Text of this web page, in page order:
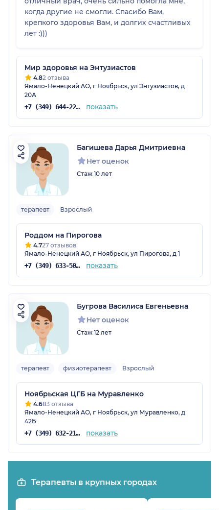
когда другие не смогли. Спасибо Вам,
крепкого здоровья Вам, и долгих счастливых
лет :)))
Мир здоровья на Энтузиастов
4.82 отзыва
Ямало-Ненецкий АО, г Ноябрьск, ул Энтузиастов, д
20А
+7 (349) 644-22-68 показать
Багишева Дарья Дмитриевна
Нет оценок
Стаж 10 лет
терапевт Взрослый
Роддом на Пирогова
4.727 отзывов
Ямало-Ненецкий АО, г Ноябрьск, ул Пирогова, д 1
+7 (349) 633-50-86 показать
Бугрова Василиса Евгеньевна
Нет оценок
Стаж 12 лет
терапевт физиотерапевт Взрослый
Ноябрьская ЦГБ на Муравленко
4.683 отзыва
Ямало-Ненецкий АО, г Ноябрьск, ул Муравленко, д
42Б
+7 (349) 632-21-13 показать
Терапевты в крупных городах